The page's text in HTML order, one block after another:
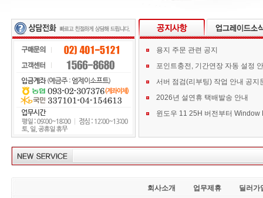
용지 주문 관련 공지
포인트충전, 기간연장 자동 설정
서버 점검(리부팅) 작업 안내 공지
2026년 설연휴 택배발송 안내
회사소개 업무제휴 딜러가